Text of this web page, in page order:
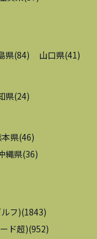
県(84) 山口県(41)
県(24)
県(46)
縄県(36)
フ)(1843)
ド超)(952)